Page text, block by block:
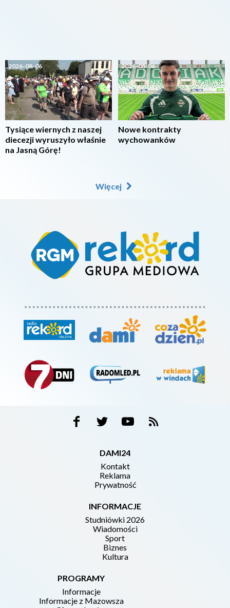
2026-08-06
Tysiące wiernych z naszej
diecezji wyruszyło właśnie
na Jasną Górę!
2026-08-06
Nowe kontrakty
wychowanków
Więcej
DAMI24
Kontakt
Reklama
Prywatność
INFORMACJE
Studniówki 2026
Wiadomości
Sport
Biznes
Kultura
PROGRAMY
Informacje
Informacje z Mazowsza